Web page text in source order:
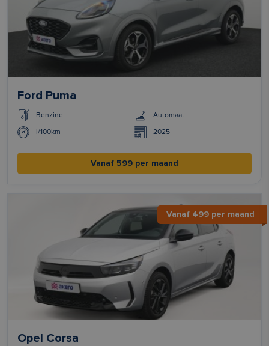
Ford Puma
Benzine Automaat
l/100km 2025
Vanaf 599 per maand
Vanaf 499 per maand
Opel Corsa